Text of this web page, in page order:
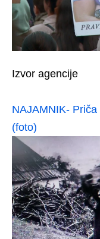
Izvor agencije
NAJAMNIK-
(foto)